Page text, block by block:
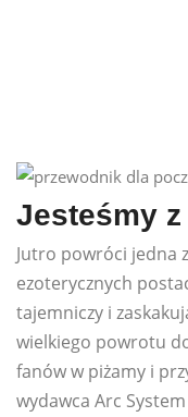
Jesteśmy z
Jutro powróci jedna
ezoterycznych
tajemniczy i
wielkiego powrotu
fanów w piżamy i
wydawca Arc